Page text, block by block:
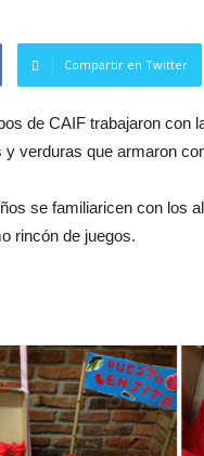
Compartir en Twitter
de CAIF trabajaron con
y verduras que armaron
se familiaricen con los
rincón de juegos.